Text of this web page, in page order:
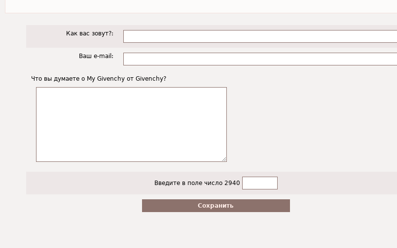
Как вас зовут?:
Ваш e-mail:
Что вы думаете о My Givenchy от Givenchy?
Введите в поле число 2940